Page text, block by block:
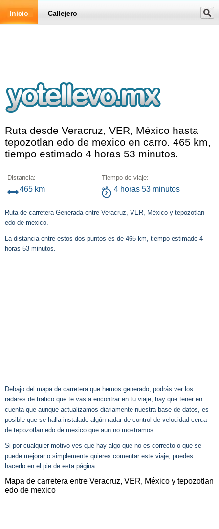
Inicio Callejero
Ruta desde Veracruz, VER, México hasta
tepozotlan edo de mexico en carro. 465 km,
tiempo estimado 4 horas 53 minutos.
Distancia:
465 km
Tiempo de viaje:
4 horas 53 minutos
Ruta de carretera Generada entre Veracruz, VER, México y tepozotlan
edo de mexico.
La distancia entre estos dos puntos es de 465 km, tiempo estimado 4
horas 53 minutos.
Debajo del mapa de carretera que hemos generado, podrás ver los
radares de tráfico que te vas a encontrar en tu viaje, hay que tener en
cuenta que aunque actualizamos diariamente nuestra base de datos, es
posible que se halla instalado algún radar de control de velocidad cerca
de tepozotlan edo de mexico que aun no mostramos.
Si por cualquier motivo ves que hay algo que no es correcto o que se
puede mejorar o simplemente quieres comentar este viaje, puedes
hacerlo en el pie de esta página.
Mapa de carretera entre Veracruz, VER, México y tepozotlan
edo de mexico